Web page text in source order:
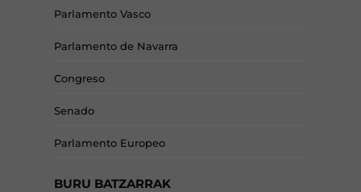
Parlamento Vasco
Parlamento de Navarra
Congreso
Senado
Parlamento Europeo
BURU BATZARRAK